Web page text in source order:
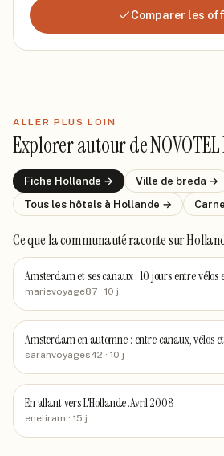
Comparer les
ALLER PLUS LOIN
Explorer autour deNOVOTEL
Fiche Hollande → Ville de breda →
Tous les hôtels à Hollande →
Ce que la communauté racontesur
Amsterdam et ses canaux : 10 jours entre vélos
marievoyage87 · 10 j
Amsterdam en automne : entre canaux, vélos
sarahvoyages42 · 10 j
En allant vers L'Hollande .Avril 2008
eneliram · 15 j